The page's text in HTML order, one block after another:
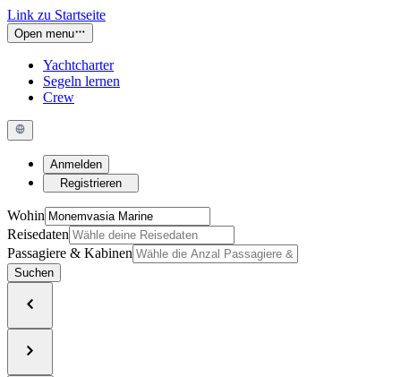
Link zu Startseite
Open menu
Yachtcharter
Segeln lernen
Crew
Anmelden
Registrieren
Wohin
Reisedaten
Passagiere & Kabinen
Suchen